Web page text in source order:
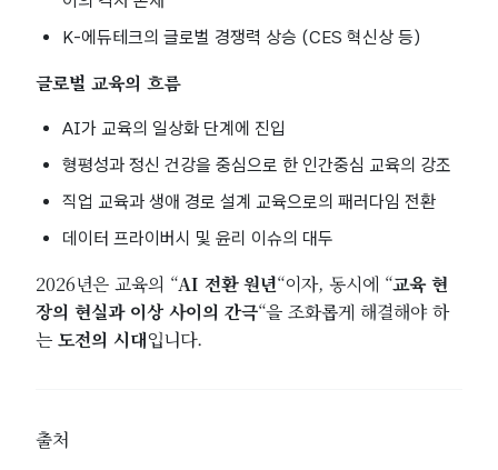
K-에듀테크의 글로벌 경쟁력 상승 (CES 혁신상 등)
글로벌 교육의 흐름
AI가 교육의 일상화 단계에 진입
형평성과 정신 건강을 중심으로 한 인간중심 교육의 강조
직업 교육과 생애 경로 설계 교육으로의 패러다임 전환
데이터 프라이버시 및 윤리 이슈의 대두
2026년은 교육의 “AI 전환 원년“이자, 동시에 “교육 현
장의 현실과 이상 사이의 간극“을 조화롭게 해결해야 하
는 도전의 시대입니다.
출처